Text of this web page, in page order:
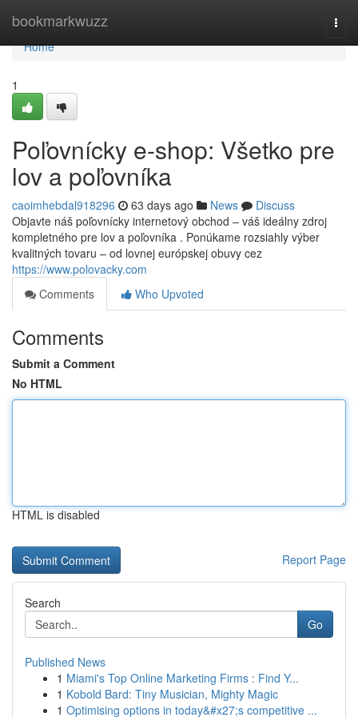
bookmarkwuzz
Home
Home
1
Poľovnícky e-shop: Všetko pre
lov a poľovníka
caoimhebdal918296 63 days ago News
Discuss
Objavte náš poľovnícky internetový obchod – váš ideálny zdroj
kompletného pre lov a poľovníka . Ponúkame rozsiahly výber
kvalitných tovaru – od lovnej európskej obuvy cez
https://www.polovacky.com
Comments
Who Upvoted
Comments
Submit a Comment
No HTML
HTML is disabled
Report Page
Search
Go
Published News
1 Miami's Top Online Marketing Firms : Find Y...
1 Kobold Bard: Tiny Musician, Mighty Magic
1 Optimising options in today&#x27;s competitive ...